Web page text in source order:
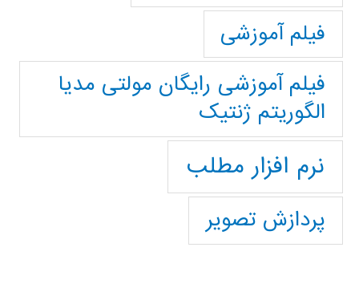
فیلم آموزشی
فیلم آموزشی رایگان مولتی مدیا
الگوریتم ژنتیک
نرم افزار مطلب
پردازش تصویر